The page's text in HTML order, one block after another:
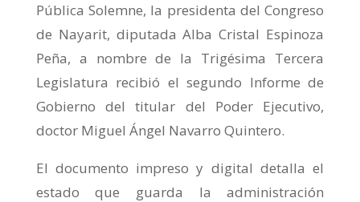
Pública Solemne, la presidenta del Congreso
de Nayarit, diputada Alba Cristal Espinoza
Peña, a nombre de la Trigésima Tercera
Legislatura recibió el segundo Informe de
Gobierno del titular del Poder Ejecutivo,
doctor Miguel Ángel Navarro Quintero.
El documento impreso y digital detalla el
estado que guarda la administración